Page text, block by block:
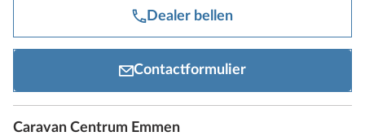
Dealer bellen
Contactformulier
Caravan Centrum Emmen